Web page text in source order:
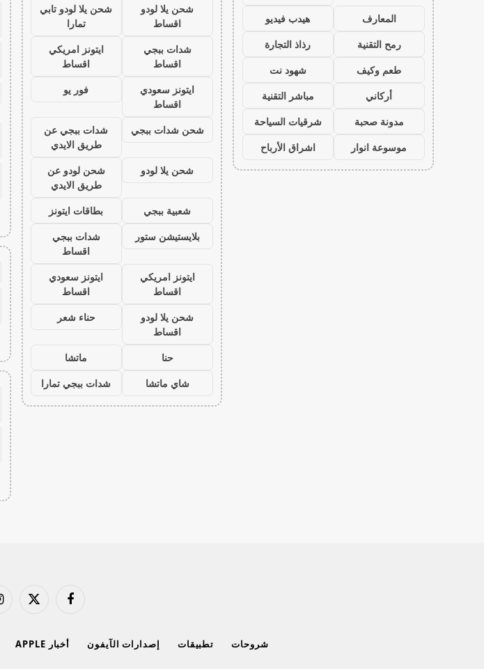
المعارف
هيدب فيديو
رمح التقنية
رذاذ التجارة
طعم وكيف
شهود نت
أركاني
مباشر التقنية
مدونة صحبة
شرقيات السياحة
موسوعة انوار
اشراق الأرباح
شحن يلا لودو
اقساط
شحن يلا لودو تابي
تمارا
شدات ببجي
اقساط
ايتونز امريكي
اقساط
ايتونز سعودي
اقساط
فور يو
شحن شدات ببجي
شدات ببجي عن
طريق الايدي
شحن يلا لودو
شحن لودو عن
طريق الايدي
شعبية ببجي
بطاقات ايتونز
بلايستيشن ستور
شدات ببجي
اقساط
ايتونز امريكي
اقساط
ايتونز سعودي
اقساط
شحن يلا لودو
اقساط
حناء شعر
حنا
ماتشا
شاي ماتشا
شدات ببجي تمارا
فيسبوك
X
شروحات تطبيقات إصدارات الآيفون أخبار APPLE